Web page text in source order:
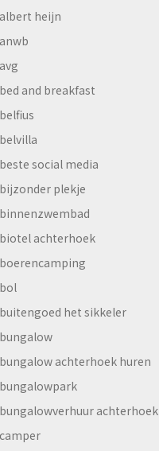
albert heijn
anwb
avg
bed and breakfast
belfius
belvilla
beste social media
bijzonder plekje
binnenzwembad
biotel achterhoek
boerencamping
bol
buitengoed het sikkeler
bungalow
bungalow achterhoek huren
bungalowpark
bungalowverhuur achterhoek
camper